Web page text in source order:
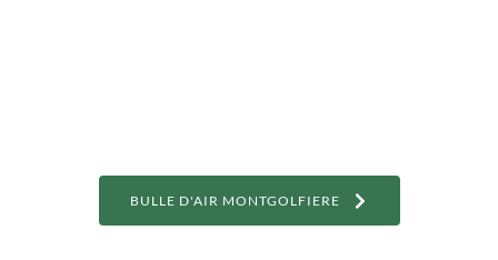
BULLE D'AIR MONTGOLFIERE